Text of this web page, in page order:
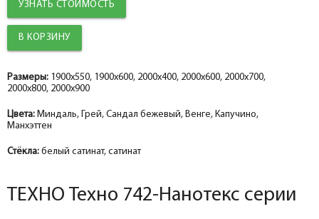
-
-
0 + шт.
Притворная планка ТЕХНО nanotex, сандал бежевый 30*8*2070
-
-
0 + шт.
Притворная планка ТЕХНО эмалит, манхэттен 30*8*2070
УЗНАТЬ СТОИМОСТЬ
Размеры: 1900x550, 1900x600, 2000x400, 2000x600, 2000x700,
2000x800, 2000x900
Цвета: Миндаль, Грей, Сандал бежевый, Венге, Капучино,
Манхэттен
Стёкла: белый сатинат, сатинат
ТЕХНО Техно 742-Нанотекс серии